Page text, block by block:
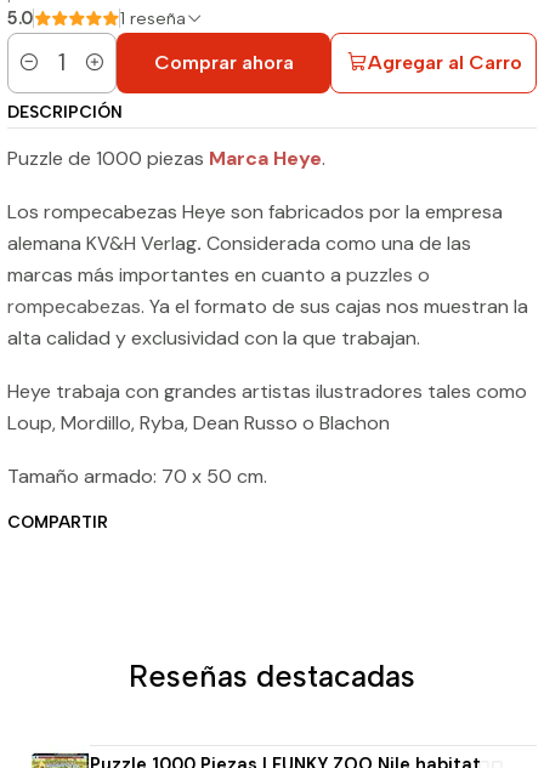
5.0 1 reseña
Cantidad
Agregar al Carro
Comprar ahora
DESCRIPCIÓN
Puzzle de 1000 piezas Marca Heye.
Los rompecabezas Heye son fabricados por la empresa
alemana KV&H Verlag. Considerada como una de las
marcas más importantes en cuanto a puzzles o
rompecabezas. Ya el formato de sus cajas nos muestran la
alta calidad y exclusividad con la que trabajan.
Heye trabaja con grandes artistas ilustradores tales como
Loup, Mordillo, Ryba, Dean Russo o Blachon
Tamaño armado: 70 x 50 cm.
COMPARTIR
Reseñas destacadas